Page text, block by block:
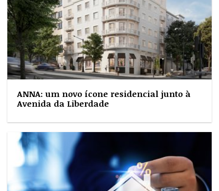
ANNA: um novo ícone residencial junto à
Avenida da Liberdade